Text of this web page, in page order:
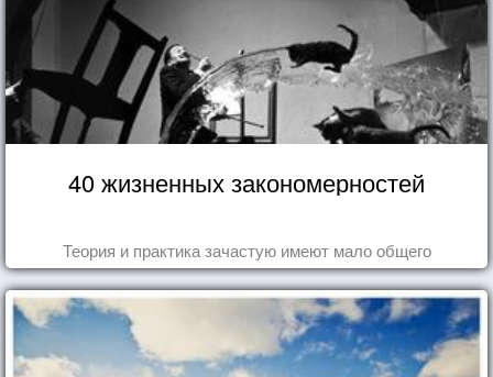
40 жизненных закономерностей
Теория и практика зачастую имеют мало общего